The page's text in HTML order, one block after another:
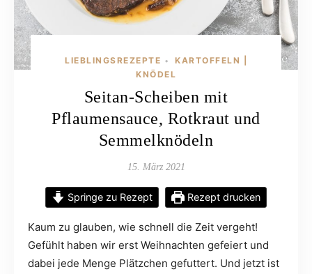
LIEBLINGSREZEPTE •
KARTOFFELN |
KNÖDEL
Seitan-Scheiben mit
Pflaumensauce, Rotkraut und
Semmelknödeln
15. März 2021
Springe zu Rezept Rezept drucken
Kaum zu glauben, wie schnell die Zeit vergeht!
Gefühlt haben wir erst Weihnachten gefeiert und
dabei jede Menge Plätzchen gefuttert. Und jetzt ist